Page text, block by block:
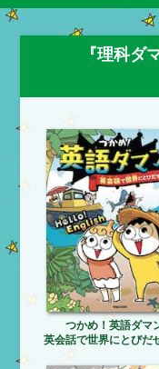
『理科ダ
つかめ！英語ダマ
英会話で世界にとびだ